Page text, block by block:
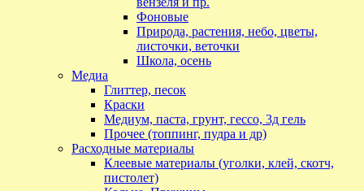
Фоновые
Природа, растения, небо, цветы,
листочки, веточки
Школа, осень
Медиа
Глиттер, песок
Краски
Медиум, паста, грунт, гессо, 3д гель
Прочее (топпинг, пудра и др)
Расходные материалы
Клеевые материалы (уголки, клей, скотч,
пистолет)